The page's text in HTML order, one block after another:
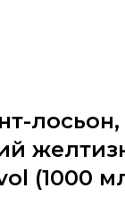
лосьон,
(1000